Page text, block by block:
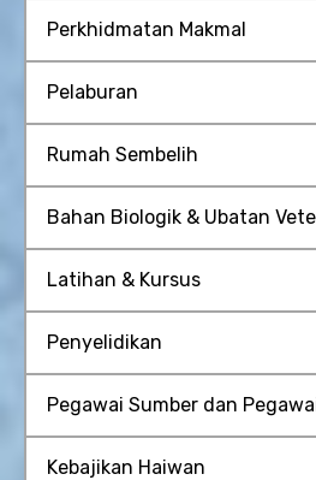
Perkhidmatan Makmal
Pelaburan
Rumah Sembelih
Bahan Biologik & Ubatan
Latihan & Kursus
Penyelidikan
Pegawai Sumber dan
Kebajikan Haiwan